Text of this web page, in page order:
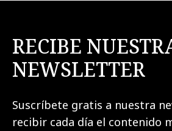
RECIBE
NEWSLETTER
Suscríbete gratis a nuestra
recibir cada día el contenido